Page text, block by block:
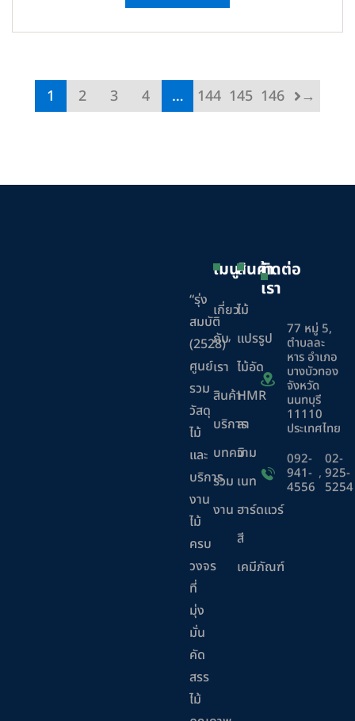
1 2 3 4 … 144 145 146 →
“รุ่ง
สมบัติ
(2528)”
ศูนย์
รวม
วัสดุ
ไม้
และ
บริการ
งาน
ไม้
ครบ
วงจร
ที่
มุ่ง
มั่น
คัด
สรร
ไม้
เมนู
เกี่ยว
กับ
เรา
สินค้า
บริการ
บทความ
ร่วม
งาน
สินค้า
ไม้
แปรรูป
ไม้อัด
HMR
ลา
มิ
เนท
ฮาร์ดแวร์
สี
เคมีภัณฑ์
ติดต่อ
เรา
77 หมู่ 5,
ตำบลละ
หาร อำเภอ
บางบัวทอง
จังหวัด
นนทบุรี
11110
ประเทศไทย
092-
941-
4556
,
02-
925-
5254